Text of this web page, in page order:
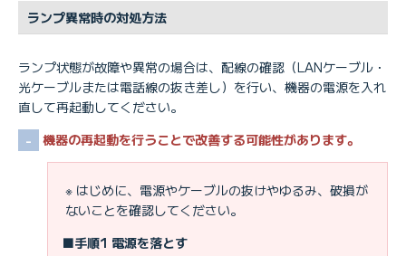
ランプ異常時の対処方法
ランプ状態が故障や異常の場合は、配線の確認（LANケーブル・
光ケーブルまたは電話線の抜き差し）を行い、機器の電源を入れ
直して再起動してください。
機器の再起動を行うことで改善する可能性があります。
※ はじめに、電源やケーブルの抜けやゆるみ、破損が
ないことを確認してください。
■手順1 電源を落とす